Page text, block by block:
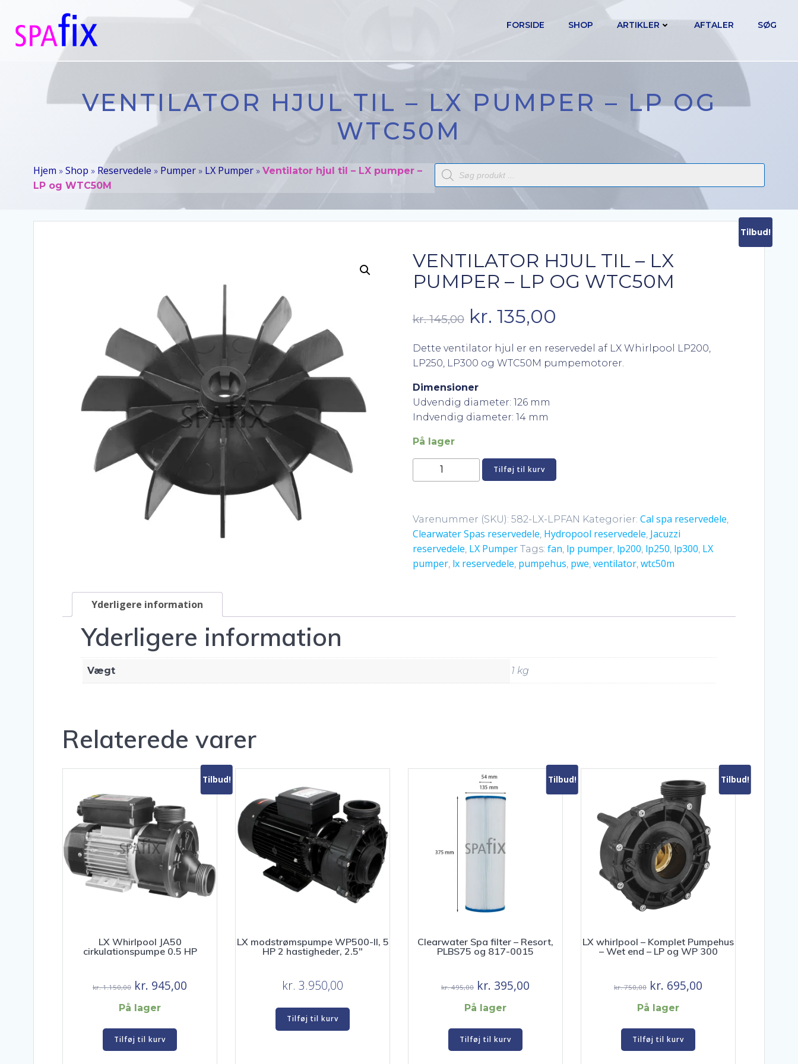
indhold
FORSIDE SHOP ARTIKLER AFTALER SØG
VENTILATOR HJUL TIL – LX PUMPER – LP OG
WTC50M
Hjem » Shop » Reservedele » Pumper » LX Pumper » Ventilator hjul til – LX pumper –
LP og WTC50M
Products
search
Tilbud!
VENTILATOR HJUL TIL – LX
PUMPER – LP OG WTC50M
kr.145,00 Den
oprindelige
pris
var:
kr. 135,00
aktuelle
pris
Dette ventilator hjul er en reservedel af LX Whirlpool LP200,
LP250, LP300 og WTC50M pumpemotorer.
Dimensioner
Udvendig diameter: 126 mm
Indvendig diameter: 14 mm
På lager
Ventilator
hjul
LX
pumper
-
LP
antal
Tilføj til kurv
Varenummer (SKU): 582-LX-LPFAN Kategorier: Cal spa reservedele
Clearwater Spas reservedele Hydropool reservedele Jacuzzi
reservedele LX Pumper Tags: fan lp pumper, lp200 lp250 lp300 LX
pumper, lx reservedele pumpehus pwe ventilator, wtc50m
Yderligere information
Yderligere information
Vægt 1 kg
Relaterede varer
Tilbud!
LX Whirlpool JA50
cirkulationspumpe 0.5 HP
kr.1.150,00 Den
oprindelige
pris
var:
kr. 1.150,00.
kr. 945,00
På lager
Tilføj til kurv
LX modstrømspumpe WP500-II, 5
HP 2 hastigheder, 2.5″
kr. 3.950,00
Tilføj til kurv
Tilbud!
Clearwater Spa filter – Resort,
PLBS75 og 817-0015
kr.495,00 Den
oprindelige
pris
var:
kr. 495,00.
kr. 395,00
På lager
Tilføj til kurv
Tilbud!
LX whirlpool – Komplet Pumpehus
– Wet end – LP og WP 300
kr.750,00 Den
oprindelige
pris
var:
kr. 750,00.
kr. 695,00
På lager
Tilføj til kurv